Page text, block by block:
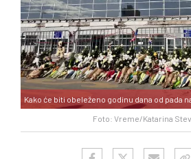
Foto: Vreme/Katarina
Kako će biti obeleženo godinu dana od pada